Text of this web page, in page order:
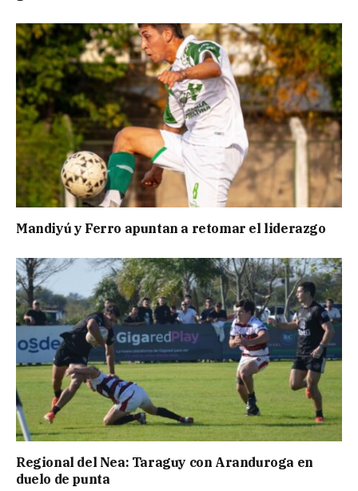
Mandiyú y Ferro apuntan a retomar el liderazgo
Regional del Nea: Taraguy con Aranduroga en
duelo de punta